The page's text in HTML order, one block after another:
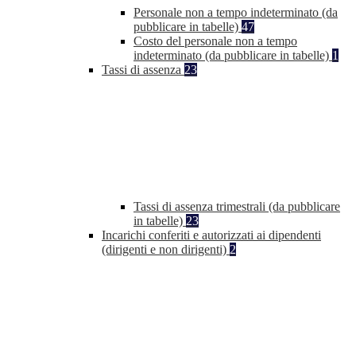
Personale non a tempo indeterminato (da
pubblicare in tabelle) 47
Costo del personale non a tempo
indeterminato (da pubblicare in tabelle) 1
Tassi di assenza 23
Tassi di assenza trimestrali (da pubblicare
in tabelle) 23
Incarichi conferiti e autorizzati ai dipendenti
(dirigenti e non dirigenti) 2